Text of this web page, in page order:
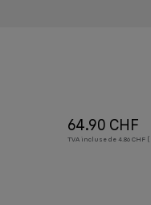
64.90 CHF
TVA incluse de 4.86 CHF (